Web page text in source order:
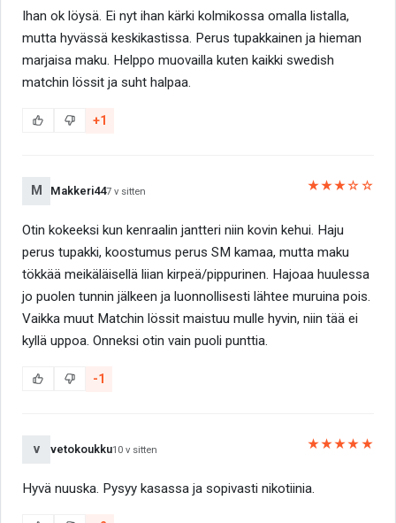
Ihan ok löysä. Ei nyt ihan kärki kolmikossa omalla listalla,
mutta hyvässä keskikastissa. Perus tupakkainen ja hieman
marjaisa maku. Helppo muovailla kuten kaikki swedish
matchin lössit ja suht halpaa.
+1
M Makkeri447 v sitten ★★★☆☆
Otin kokeeksi kun kenraalin jantteri niin kovin kehui. Haju
perus tupakki, koostumus perus SM kamaa, mutta maku
tökkää meikäläisellä liian kirpeä/pippurinen. Hajoaa huulessa
jo puolen tunnin jälkeen ja luonnollisesti lähtee muruina pois.
Vaikka muut Matchin lössit maistuu mulle hyvin, niin tää ei
kyllä uppoa. Onneksi otin vain puoli punttia.
-1
v vetokoukku10 v sitten ★★★★★
Hyvä nuuska. Pysyy kasassa ja sopivasti nikotiinia.